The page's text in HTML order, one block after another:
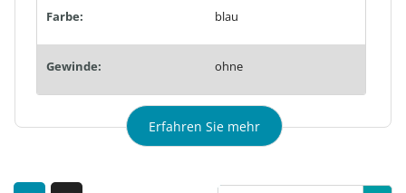
Farbe: blau
Gewinde: ohne
Erfahren Sie mehr